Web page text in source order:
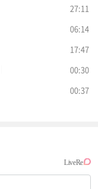
27:11
06:14
17:47
00:30
00:37